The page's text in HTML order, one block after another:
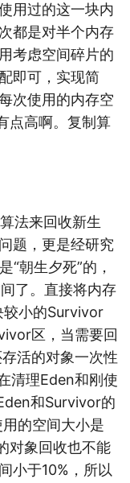
用过的这一块内
都是对半个内存
考虑空间碎片的
即可，实现简
次使用的内存空
点高啊。复制算
法来回收新生
题，更是经研究
“朝生夕死”的，
了。直接将内存
较小的Survivor
区，当需要回
活的对象一次性
清理Eden和刚使
和Survivor的
的空间大小是
对象回收也不能
小于10%，所以